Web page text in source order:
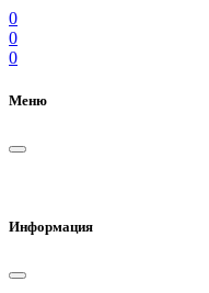
0
0
0
Меню
Информация